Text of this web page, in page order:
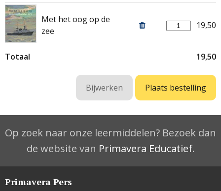
Met het oog op de
zee
19,50
Totaal 19,50
Op zoek naar onze leermiddelen? Bezoek dan
de website van Primavera Educatief.
Primavera Pers